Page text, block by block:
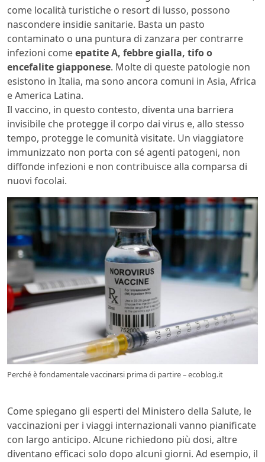
come località turistiche o resort di lusso, possono
nascondere insidie sanitarie. Basta un pasto
contaminato o una puntura di zanzara per contrarre
infezioni comeepatite A, febbre gialla, tifo o
encefalite giapponese. Molte di queste patologie non
esistono in Italia, ma sono ancora comuni in Asia, Africa
e America Latina.
Il vaccino, in questo contesto, diventa una barriera
invisibile che protegge il corpo dai virus e, allo stesso
tempo, protegge le comunità visitate. Un viaggiatore
immunizzato non porta con sé agenti patogeni, non
diffonde infezioni e non contribuisce alla comparsa di
nuovi focolai.
Perché è fondamentale vaccinarsi prima di partire – ecoblog.it
Come spiegano gli esperti del Ministero della Salute, le
vaccinazioni per i viaggi internazionali vanno pianificate
con largo anticipo. Alcune richiedono più dosi, altre
diventano efficaci solo dopo alcuni giorni. Ad esempio, il